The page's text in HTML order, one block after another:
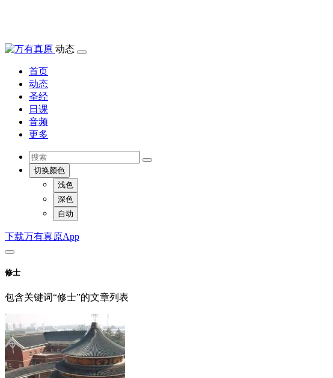
动态
首页
动态
圣经
日课
音频
更多
切换颜色
浅色
深色
自动
下载万有真原App
修士
包含关键词“修士”的文章列表